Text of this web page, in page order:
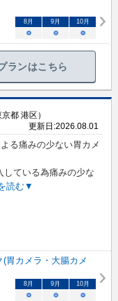
8月 9月 10月
○ ○ ○
ランはこちら
京都 港区）
更新日:2026.08.01
る痛みの少ない胃カメ
している為痛みの少な
読む▼
胃カメラ・大腸カメ
8月 9月 10月
○ ○ ○